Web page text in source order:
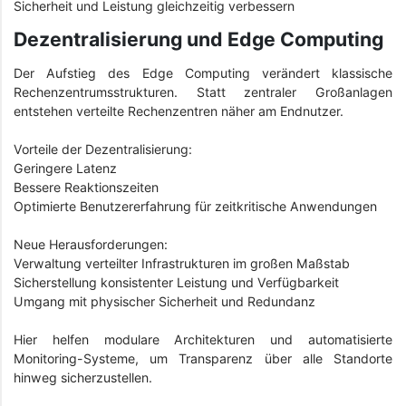
Sicherheit und Leistung gleichzeitig verbessern
Dezentralisierung und Edge Computing
Der Aufstieg des Edge Computing verändert klassische
Rechenzentrumsstrukturen. Statt zentraler Großanlagen
entstehen verteilte Rechenzentren näher am Endnutzer.
Vorteile der Dezentralisierung:
Geringere Latenz
Bessere Reaktionszeiten
Optimierte Benutzererfahrung für zeitkritische Anwendungen
Neue Herausforderungen:
Verwaltung verteilter Infrastrukturen im großen Maßstab
Sicherstellung konsistenter Leistung und Verfügbarkeit
Umgang mit physischer Sicherheit und Redundanz
Hier helfen modulare Architekturen und automatisierte
Monitoring-Systeme, um Transparenz über alle Standorte
hinweg sicherzustellen.